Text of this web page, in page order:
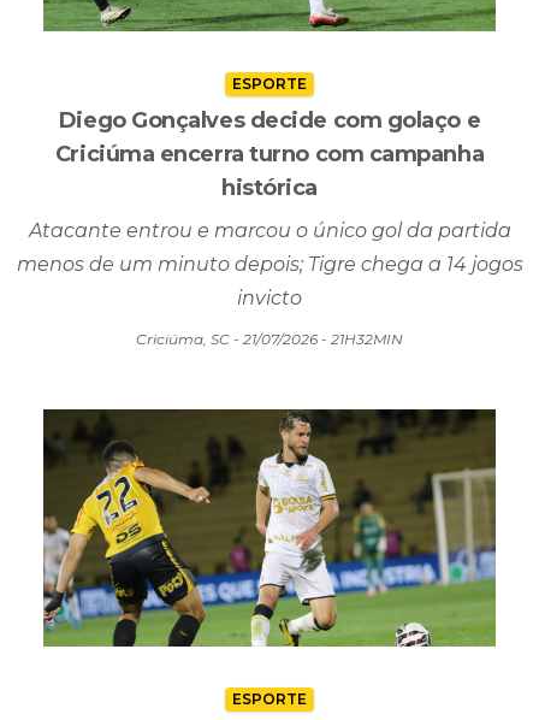
ESPORTE
Diego Gonçalves decide com golaço e
Criciúma encerra turno com campanha
histórica
Atacante entrou e marcou o único gol da partida
menos de um minuto depois; Tigre chega a 14 jogos
invicto
Criciúma, SC - 21/07/2026 - 21H32MIN
ESPORTE